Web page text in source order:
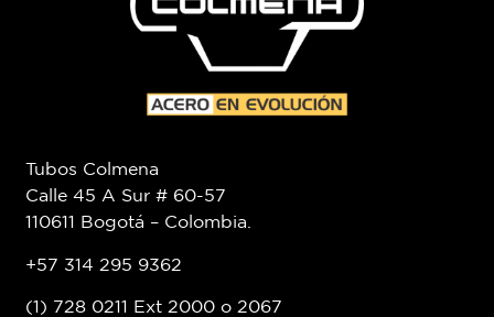
Tubos Colmena
Calle 45 A Sur # 60-57
110611 Bogotá – Colombia.
+57 314 295 9362
(1) 728 0211 Ext 2000 o 2067